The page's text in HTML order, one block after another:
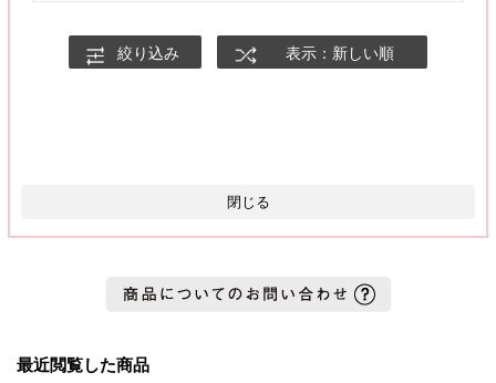
絞り込み 表示：新しい順
閉じる
最近閲覧した商品